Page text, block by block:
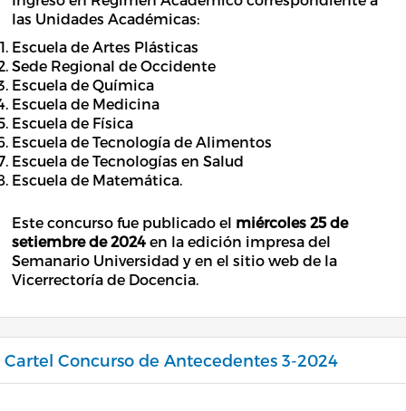
las Unidades Académicas:
Escuela de Artes Plásticas
Sede Regional de Occidente
Escuela de Química
Escuela de Medicina
Escuela de Física
Escuela de Tecnología de Alimentos
Escuela de Tecnologías en Salud
Escuela de Matemática.
Este concurso fue publicado el miércoles 25 de
setiembre de 2024 en la edición impresa del
Semanario Universidad y en el sitio web de la
Vicerrectoría de Docencia.
Cartel Concurso de Antecedentes 3-2024